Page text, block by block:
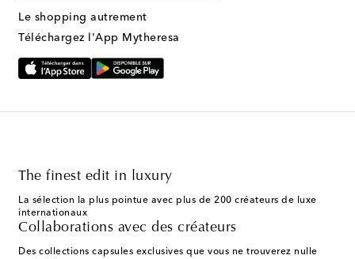
Le shopping autrement
Téléchargez l'App Mytheresa
The finest edit in luxury
La sélection la plus pointue avec plus de 200 créateurs de luxe
internationaux
Collaborations avec des créateurs
Des collections capsules exclusives que vous ne trouverez nulle